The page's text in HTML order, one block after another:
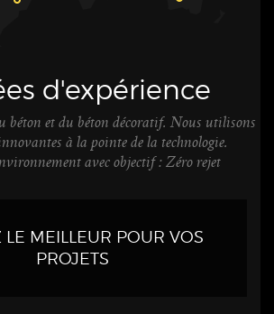
d'expérience
béton et du béton décoratif. Nous utilisons
à la pointe de la technologie.
avec objectif : Zéro rejet
LE MEILLEUR POUR VOS
PROJETS